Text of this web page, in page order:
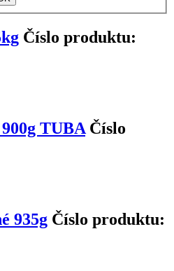
Číslo produktu:
TUBA Číslo
935g Číslo produktu: